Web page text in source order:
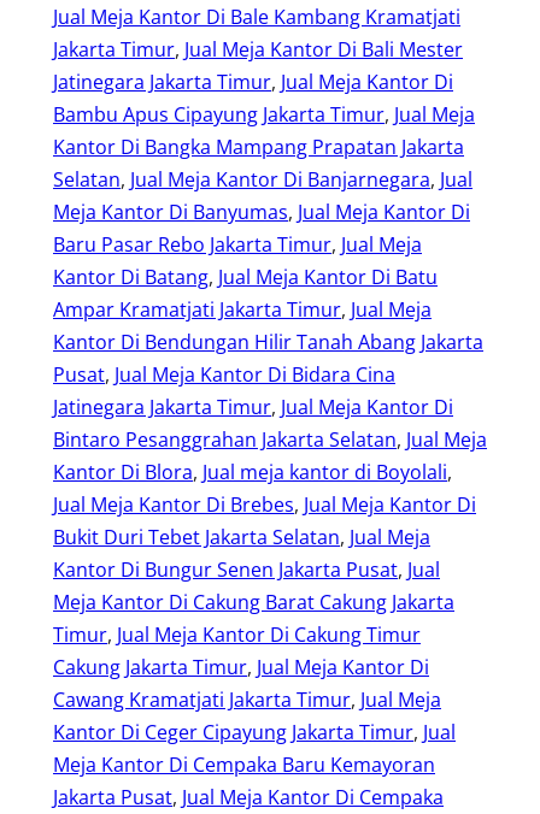
Jual Meja Kantor Di Bale Kambang Kramatjati
Jakarta Timur, Jual Meja Kantor Di Bali Mester
Jatinegara Jakarta Timur, Jual Meja Kantor Di
Bambu Apus Cipayung Jakarta Timur, Jual Meja
Kantor Di Bangka Mampang Prapatan Jakarta
Selatan, Jual Meja Kantor Di Banjarnegara, Jual
Meja Kantor Di Banyumas, Jual Meja Kantor Di
Baru Pasar Rebo Jakarta Timur, Jual Meja
Kantor Di Batang, Jual Meja Kantor Di Batu
Ampar Kramatjati Jakarta Timur, Jual Meja
Kantor Di Bendungan Hilir Tanah Abang Jakarta
Pusat, Jual Meja Kantor Di Bidara Cina
Jatinegara Jakarta Timur, Jual Meja Kantor Di
Bintaro Pesanggrahan Jakarta Selatan, Jual Meja
Kantor Di Blora, Jual meja kantor di Boyolali
Jual Meja Kantor Di Brebes, Jual Meja Kantor Di
Bukit Duri Tebet Jakarta Selatan, Jual Meja
Kantor Di Bungur Senen Jakarta Pusat, Jual
Meja Kantor Di Cakung Barat Cakung Jakarta
Timur, Jual Meja Kantor Di Cakung Timur
Cakung Jakarta Timur, Jual Meja Kantor Di
Cawang Kramatjati Jakarta Timur, Jual Meja
Kantor Di Ceger Cipayung Jakarta Timur, Jual
Meja Kantor Di Cempaka Baru Kemayoran
Jakarta Pusat, Jual Meja Kantor Di Cempaka